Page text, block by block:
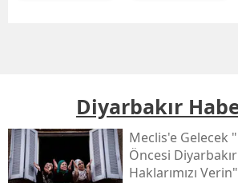
Diyarbakır
Meclis'e Gelecek
Öncesi
Haklarımızı Verin"